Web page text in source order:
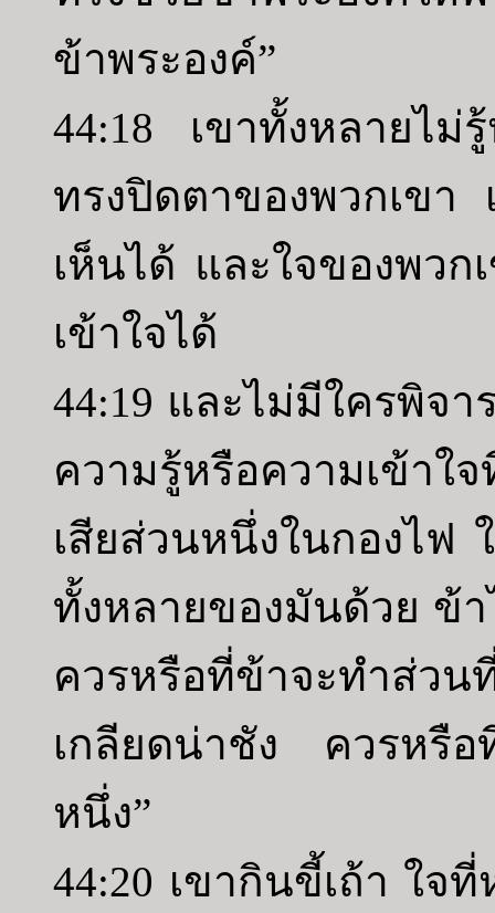
ข้าพระองค์”
44:18 เขาทั้งหลายไม่
ทรงปิดตาของพวกเขา
เห็นได้ และใจของพวก
เข้าใจได้
44:19 และไม่มีใครพิจ
ความรู้หรือความเข้า
เสียส่วนหนึ่งในกองไ
ทั้งหลายของมันด้วย ข้
ควรหรือที่ข้าจะทำส่วน
เกลียดน่าชัง ควรหรือ
หนึ่ง”
44:20 เขากินขี้เถ้า ใจ